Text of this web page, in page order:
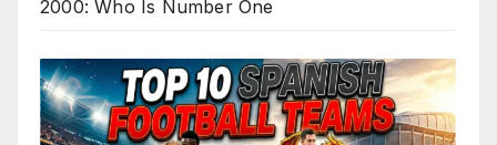
2000: Who Is Number One